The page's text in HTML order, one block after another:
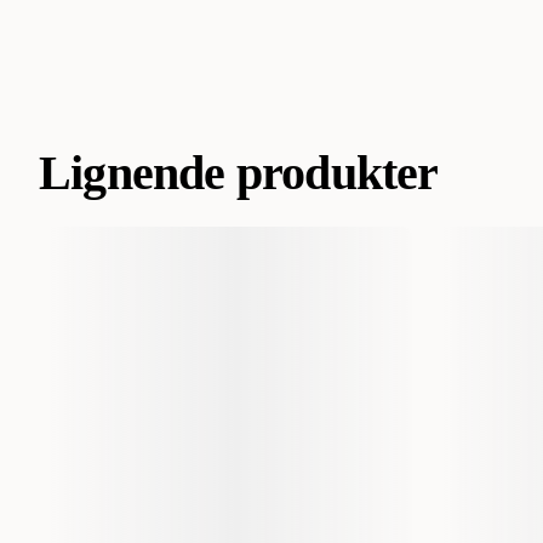
Lignende produkter